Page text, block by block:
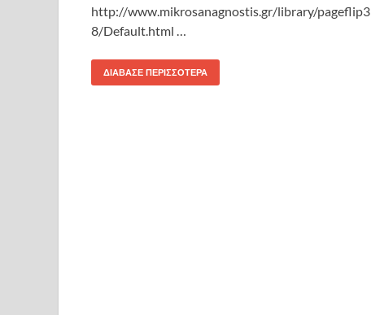
http://www.mikrosanagnostis.gr/library/pageflip3
8/Default.html …
ΔΙΆΒΑΣΕ ΠΕΡΙΣΣΌΤΕΡΑ